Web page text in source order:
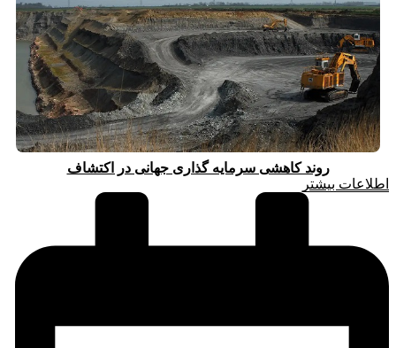
روند کاهشی سرمایه گذاری جهانی در اکتشاف
اطلاعات بیشتر